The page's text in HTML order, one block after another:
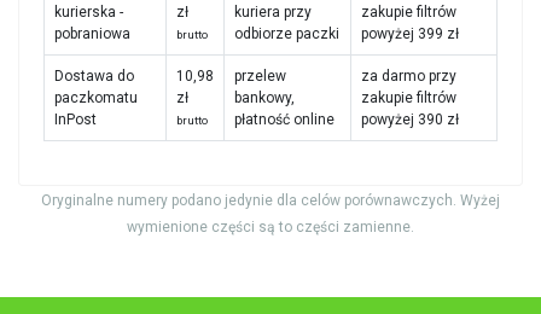
kurierska -
pobraniowa
zł
brutto
kuriera przy
odbiorze paczki
zakupie filtrów
powyżej 399 zł
Dostawa do
paczkomatu
InPost
10,98
zł
brutto
przelew
bankowy,
płatność online
za darmo przy
zakupie filtrów
powyżej 390 zł
Oryginalne numery podano jedynie dla celów porównawczych. Wyżej
wymienione części są to części zamienne.